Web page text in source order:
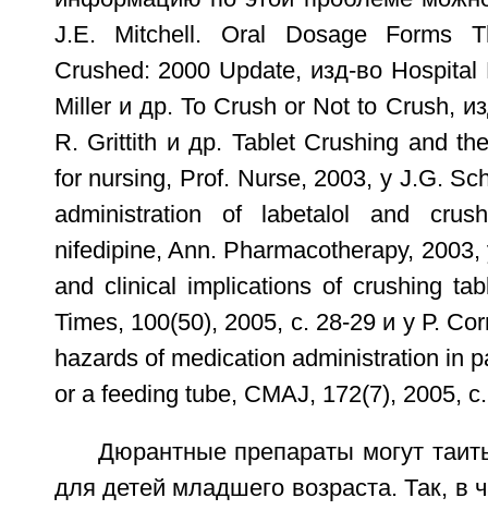
J.E. Mitchell. Oral Dosage Forms
Crushed: 2000 Update, изд-во
Miller и др. То Crush or Not to Crush,
R. Grittith и др. Tablet Crushing and
for nursing, Prof. Nurse, 2003, у J.G.
administration of labetalol and
nifedipine, Ann. Pharmacotherapy,
and clinical implications of crushing
Times, 100(50), 2005, с. 28-29 и у Р.
hazards of medication administration in
or a feeding tube, CMAJ, 172(7), 2005,
Дюрантные препараты могут
для детей младшего возраста. Так, в